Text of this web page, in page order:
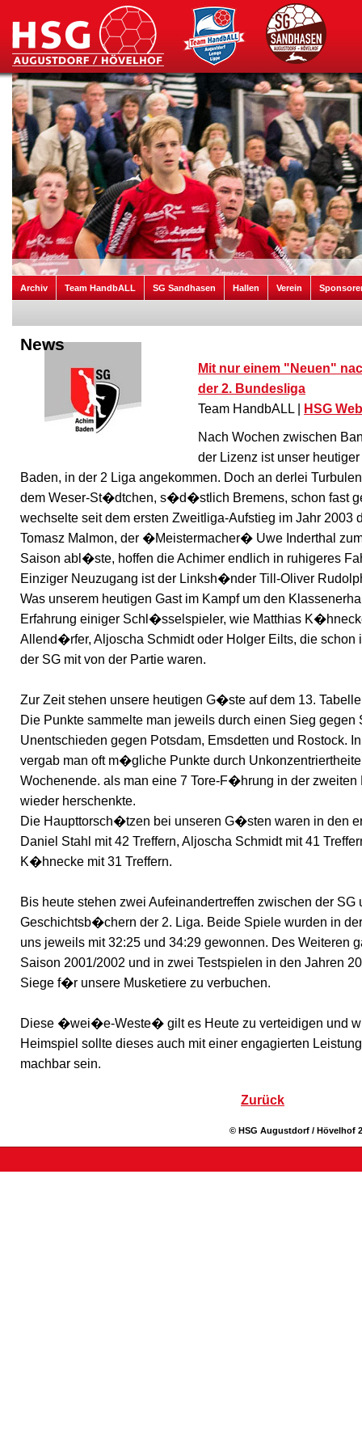
Archiv Team HandbALL SG Sandhasen Hallen Verein
News
Mit nur einem "Neuen"
der 2. Bundesliga
Team HandbALL | HSG
Nach Wochen zwischen
der Lizenz ist unser
Baden, in der 2 Liga angekommen. Doch an derlei
dem Weser-St�dtchen, s�d�stlich Bremens, schon fast
wechselte seit dem ersten Zweitliga-Aufstieg im Jahr 2003
Tomasz Malmon, der �Meistermacher� Uwe Inderthal
Saison abl�ste, hoffen die Achimer endlich in ruhigeres
Einziger Neuzugang ist der Linksh�nder Till-Oliver
Was unserem heutigen Gast im Kampf um den
Erfahrung einiger Schl�sselspieler, wie Matthias
Allend�rfer, Aljoscha Schmidt oder Holger Eilts, die schon
der SG mit von der Partie waren.
Zur Zeit stehen unsere heutigen G�ste auf dem 13.
Die Punkte sammelte man jeweils durch einen Sieg gegen
Unentschieden gegen Potsdam, Emsdetten und Rostock.
vergab man oft m�gliche Punkte durch
Wochenende. als man eine 7 Tore-F�hrung in der
wieder herschenkte.
Die Haupttorsch�tzen bei unseren G�sten waren in den
Daniel Stahl mit 42 Treffern, Aljoscha Schmidt mit 41
K�hnecke mit 31 Treffern.
Bis heute stehen zwei Aufeinandertreffen zwischen der SG
Geschichtsb�chern der 2. Liga. Beide Spiele wurden in
uns jeweils mit 32:25 und 34:29 gewonnen. Des Weiteren
Saison 2001/2002 und in zwei Testspielen in den Jahren
Siege f�r unsere Musketiere zu verbuchen.
Diese �wei�e-Weste� gilt es Heute zu verteidigen und
Heimspiel sollte dieses auch mit einer engagierten
machbar sein.
Zurück
© HSG Augustdorf / Hövelhof